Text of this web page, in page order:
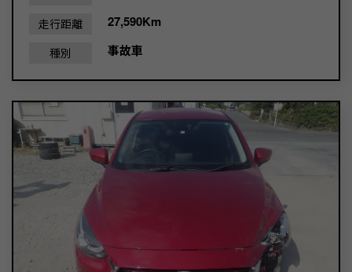
走行距離 27,590Km
種別 事故車